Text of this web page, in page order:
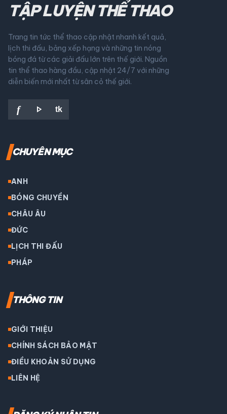
TẬP LUYỆN THỂ THAO
Trang tin tức thể thao cập nhật nhanh kết quả,
lịch thi đấu, bảng xếp hạng và những tin nóng
bóng đá từ các giải đấu lớn trên thế giới. Nguồn
tin thể thao hàng đầu, cập nhật 24/7 với những
diễn biến mới nhất từ sân cỏ thế giới.
f play_arrow tk
CHUYÊN MỤC
ANH
BÓNG CHUYỀN
CHÂU ÂU
ĐỨC
LỊCH THI ĐẤU
PHÁP
THÔNG TIN
GIỚI THIỆU
CHÍNH SÁCH BẢO MẬT
ĐIỀU KHOẢN SỬ DỤNG
LIÊN HỆ